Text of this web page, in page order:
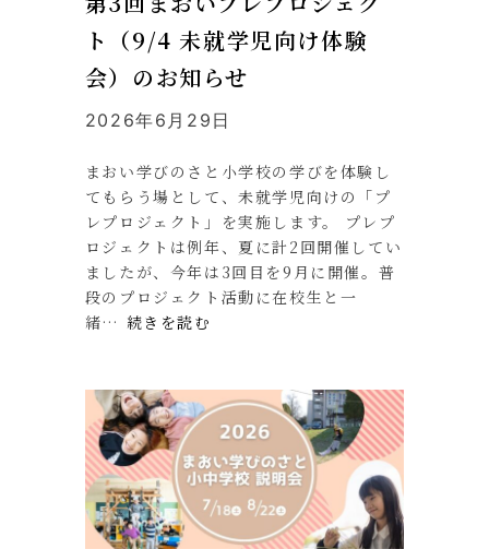
ト（9/4 未就学児向け体験
会）のお知らせ
2026年6月29日
まおい学びのさと小学校の学びを体験し
てもらう場として、未就学児向けの「プ
レプロジェクト」を実施します。 プレプ
ロジェクトは例年、夏に計2回開催してい
ましたが、今年は3回目を9月に開催。普
段のプロジェクト活動に在校生と一
緒… 続きを読む